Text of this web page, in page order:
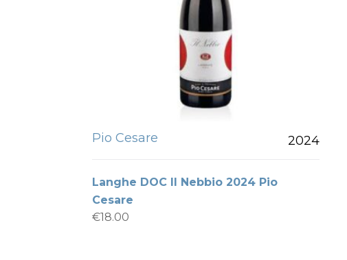
Pio Cesare 2024
Langhe DOC Il Nebbio 2024 Pio
Cesare
€18.00